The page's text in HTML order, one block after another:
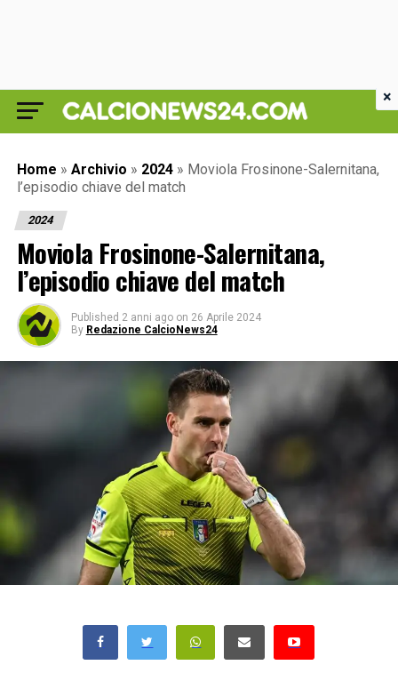
Home » Archivio » 2024 » Moviola Frosinone-Salernitana,
l’episodio chiave del match
2024
Moviola Frosinone-Salernitana,
l’episodio chiave del match
Published 2 anni ago on 26 Aprile 2024
By Redazione CalcioNews24
×